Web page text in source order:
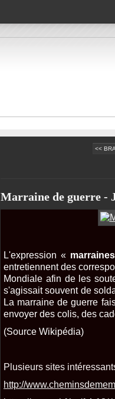
<<
Marraine de guerre -
L'expression «
entretiennent des
Mondiale afin de les
s'agissait souvent de
La marraine de guerre
envoyer des colis, des
(Source Wikipédia)
Plusieurs sites
http://